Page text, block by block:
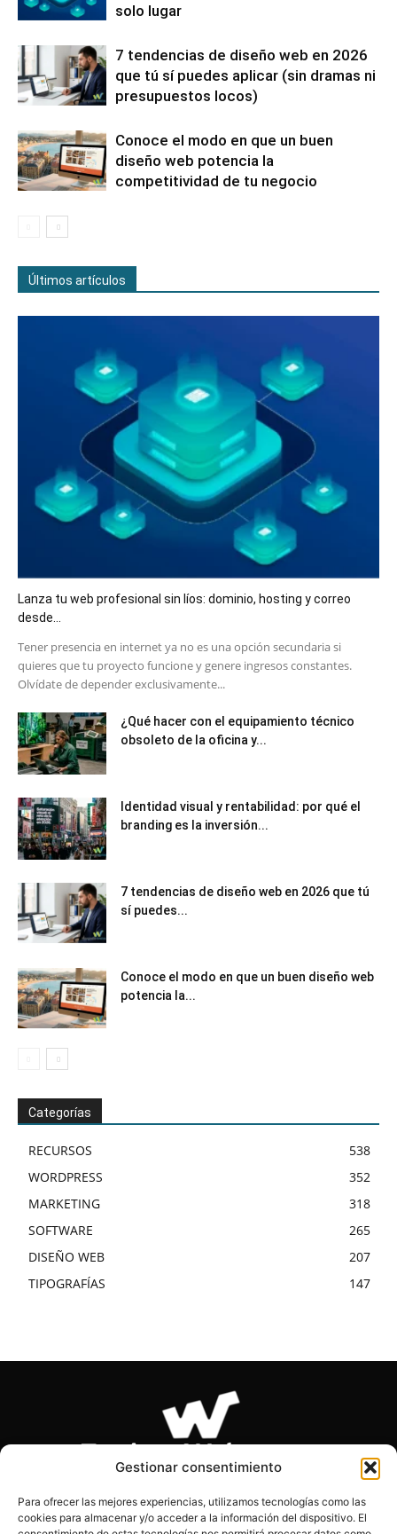
Gestionar consentimiento
Para ofrecer las mejores experiencias, utilizamos tecnologías como las
cookies para almacenar y/o acceder a la información del dispositivo. El
solo lugar
7 tendencias de diseño web en 2026
que tú sí puedes aplicar (sin dramas ni
presupuestos locos)
Conoce el modo en que un buen
diseño web potencia la
competitividad de tu negocio
Últimos artículos
Lanza tu web profesional sin líos: dominio, hosting y correo
desde...
​Tener presencia en internet ya no es una opción secundaria si
quieres que tu proyecto funcione y genere ingresos constantes.
Olvídate de depender exclusivamente...
¿Qué hacer con el equipamiento técnico
obsoleto de la oficina y...
Identidad visual y rentabilidad: por qué el
branding es la inversión...
7 tendencias de diseño web en 2026 que tú
sí puedes...
Conoce el modo en que un buen diseño web
potencia la...
Categorías
RECURSOS
538
WORDPRESS
352
MARKETING
318
SOFTWARE
265
DISEÑO WEB
207
TIPOGRAFÍAS
147
SOBRE NOSOTROS